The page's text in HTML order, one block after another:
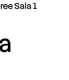
Sala 1